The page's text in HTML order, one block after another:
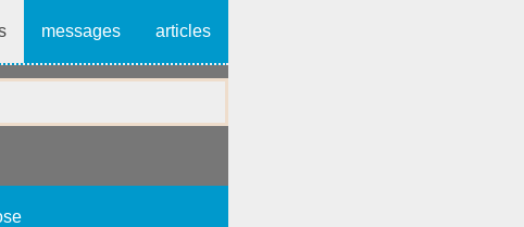
messages articles